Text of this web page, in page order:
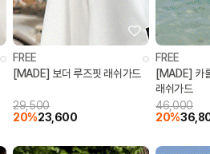
FREE
[MADE] 보더 루즈핏 래쉬가드
29,500
20%23,600
FREE
[MADE] 카
래쉬가드
46,000
20%